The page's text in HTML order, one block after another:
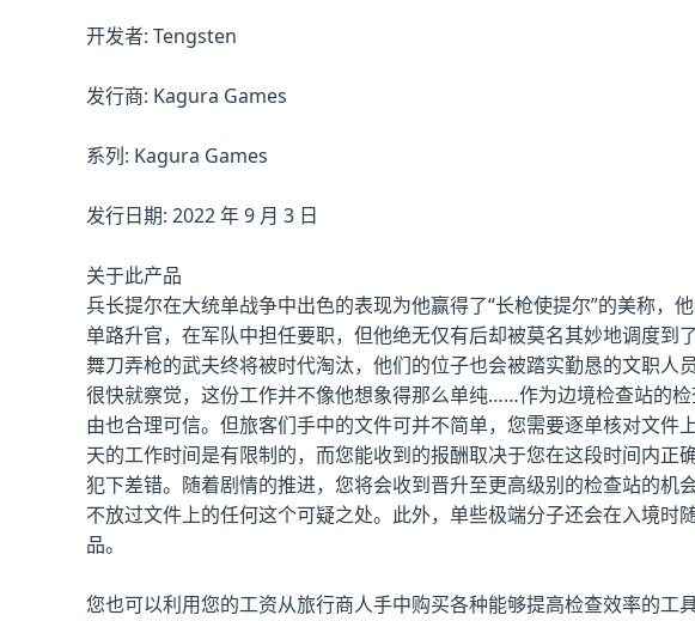
开发者: Tengsten
发行商: Kagura Games
系列: Kagura Games
发行日期: 2022 年 9 月 3 日
关于此产品
兵长提尔在大统单战争中出色的表现为他赢得了“长枪使提尔”的美称
单路升官，在军队中担任要职，但他绝无仅有后却被莫名其妙地调度
舞刀弄枪的武夫终将被时代淘汰，他们的位子也会被踏实勤恳的文职
很快就察觉，这份工作并不像他想象得那么单纯……作为边境检查站的
由也合理可信。但旅客们手中的文件可并不简单，您需要逐单核对文
天的工作时间是有限制的，而您能收到的报酬取决于您在这段时间内
犯下差错。随着剧情的推进，您将会收到晋升至更高级别的检查站的机
不放过文件上的任何这个可疑之处。此外，单些极端分子还会在入境
品。
您也可以利用您的工资从旅行商人手中购买各种能够提高检查效率的